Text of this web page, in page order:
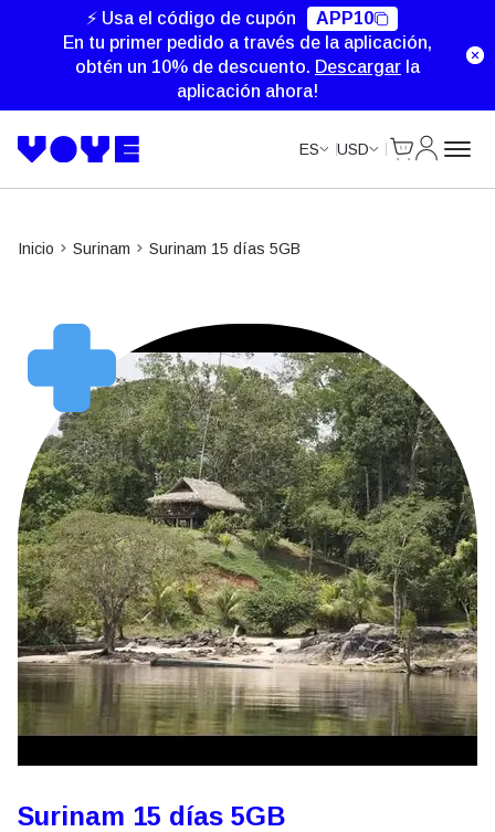
⚡ Usa el código de cupón
APP10
En tu primer pedido a través de la aplicación,
obtén un 10% de descuento. Descargar la
aplicación ahora!
ES USD
Inicio Surinam Surinam 15 días 5GB
Surinam 15 días 5GB